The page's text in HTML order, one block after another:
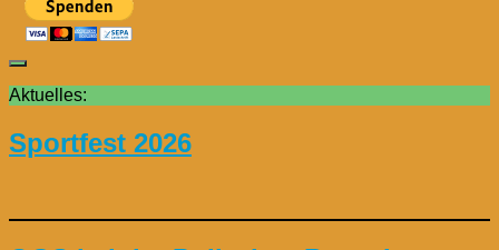
Aktuelles:
Sportfest 2026